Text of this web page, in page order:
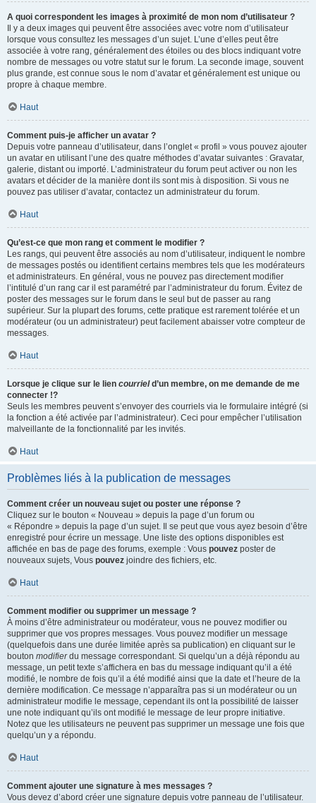
A quoi correspondent les images à proximité de mon nom d’utilisateur ?
Il y a deux images qui peuvent être associées avec votre nom d’utilisateur
lorsque vous consultez les messages d’un sujet. L’une d’elles peut être
associée à votre rang, généralement des étoiles ou des blocs indiquant votre
nombre de messages ou votre statut sur le forum. La seconde image, souvent
plus grande, est connue sous le nom d’avatar et généralement est unique ou
propre à chaque membre.
Haut
Comment puis-je afficher un avatar ?
Depuis votre panneau d’utilisateur, dans l’onglet « profil » vous pouvez ajouter
un avatar en utilisant l’une des quatre méthodes d’avatar suivantes : Gravatar,
galerie, distant ou importé. L’administrateur du forum peut activer ou non les
avatars et décider de la manière dont ils sont mis à disposition. Si vous ne
pouvez pas utiliser d’avatar, contactez un administrateur du forum.
Haut
Qu’est-ce que mon rang et comment le modifier ?
Les rangs, qui peuvent être associés au nom d’utilisateur, indiquent le nombre
de messages postés ou identifient certains membres tels que les modérateurs
et administrateurs. En général, vous ne pouvez pas directement modifier
l’intitulé d’un rang car il est paramétré par l’administrateur du forum. Évitez de
poster des messages sur le forum dans le seul but de passer au rang
supérieur. Sur la plupart des forums, cette pratique est rarement tolérée et un
modérateur (ou un administrateur) peut facilement abaisser votre compteur de
messages.
Haut
Lorsque je clique sur le lien courrield’un membre, on me demande de me
connecter !?
Seuls les membres peuvent s’envoyer des courriels via le formulaire intégré (si
la fonction a été activée par l’administrateur). Ceci pour empêcher l’utilisation
malveillante de la fonctionnalité par les invités.
Haut
Problèmes liés à la publication de messages
Comment créer un nouveau sujet ou poster une réponse ?
Cliquez sur le bouton « Nouveau » depuis la page d’un forum ou
« Répondre » depuis la page d’un sujet. Il se peut que vous ayez besoin d’être
enregistré pour écrire un message. Une liste des options disponibles est
affichée en bas de page des forums, exemple : Vous pouvez poster de
nouveaux sujets, Vous pouvez joindre des fichiers, etc.
Haut
Comment modifier ou supprimer un message ?
À moins d’être administrateur ou modérateur, vous ne pouvez modifier ou
supprimer que vos propres messages. Vous pouvez modifier un message
(quelquefois dans une durée limitée après sa publication) en cliquant sur le
bouton modifierdu message correspondant. Si quelqu’un a déjà répondu au
message, un petit texte s’affichera en bas du message indiquant qu’il a été
modifié, le nombre de fois qu’il a été modifié ainsi que la date et l’heure de la
dernière modification. Ce message n’apparaîtra pas si un modérateur ou un
administrateur modifie le message, cependant ils ont la possibilité de laisser
une note indiquant qu’ils ont modifié le message de leur propre initiative.
Notez que les utilisateurs ne peuvent pas supprimer un message une fois que
quelqu’un y a répondu.
Haut
Comment ajouter une signature à mes messages ?
Vous devez d’abord créer une signature depuis votre panneau de l’utilisateur.